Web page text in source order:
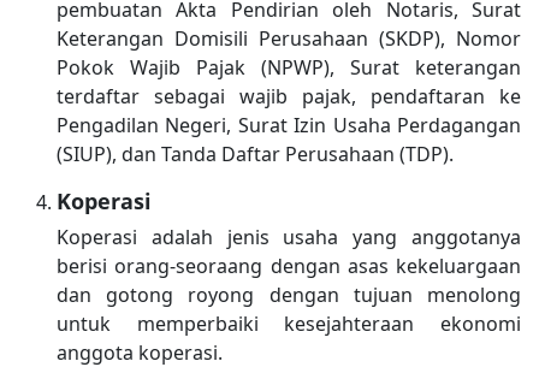
pembuatan Akta Pendirian oleh Notaris, Surat
Keterangan Domisili Perusahaan (SKDP), Nomor
Pokok Wajib Pajak (NPWP), Surat keterangan
terdaftar sebagai wajib pajak, pendaftaran ke
Pengadilan Negeri, Surat Izin Usaha Perdagangan
(SIUP), dan Tanda Daftar Perusahaan (TDP).
Koperasi
Koperasi adalah jenis usaha yang anggotanya
berisi orang-seoraang dengan asas kekeluargaan
dan gotong royong dengan tujuan menolong
untuk memperbaiki kesejahteraan ekonomi
anggota koperasi.